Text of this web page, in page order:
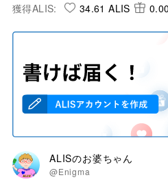
獲得ALIS: 34.61 ALIS
ALISのお婆ちゃん
@Enigma